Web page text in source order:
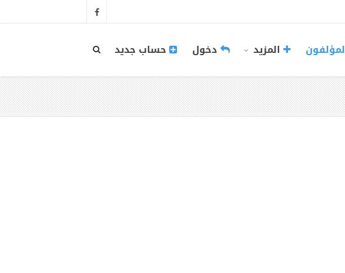
المزيد دخول حساب جديد